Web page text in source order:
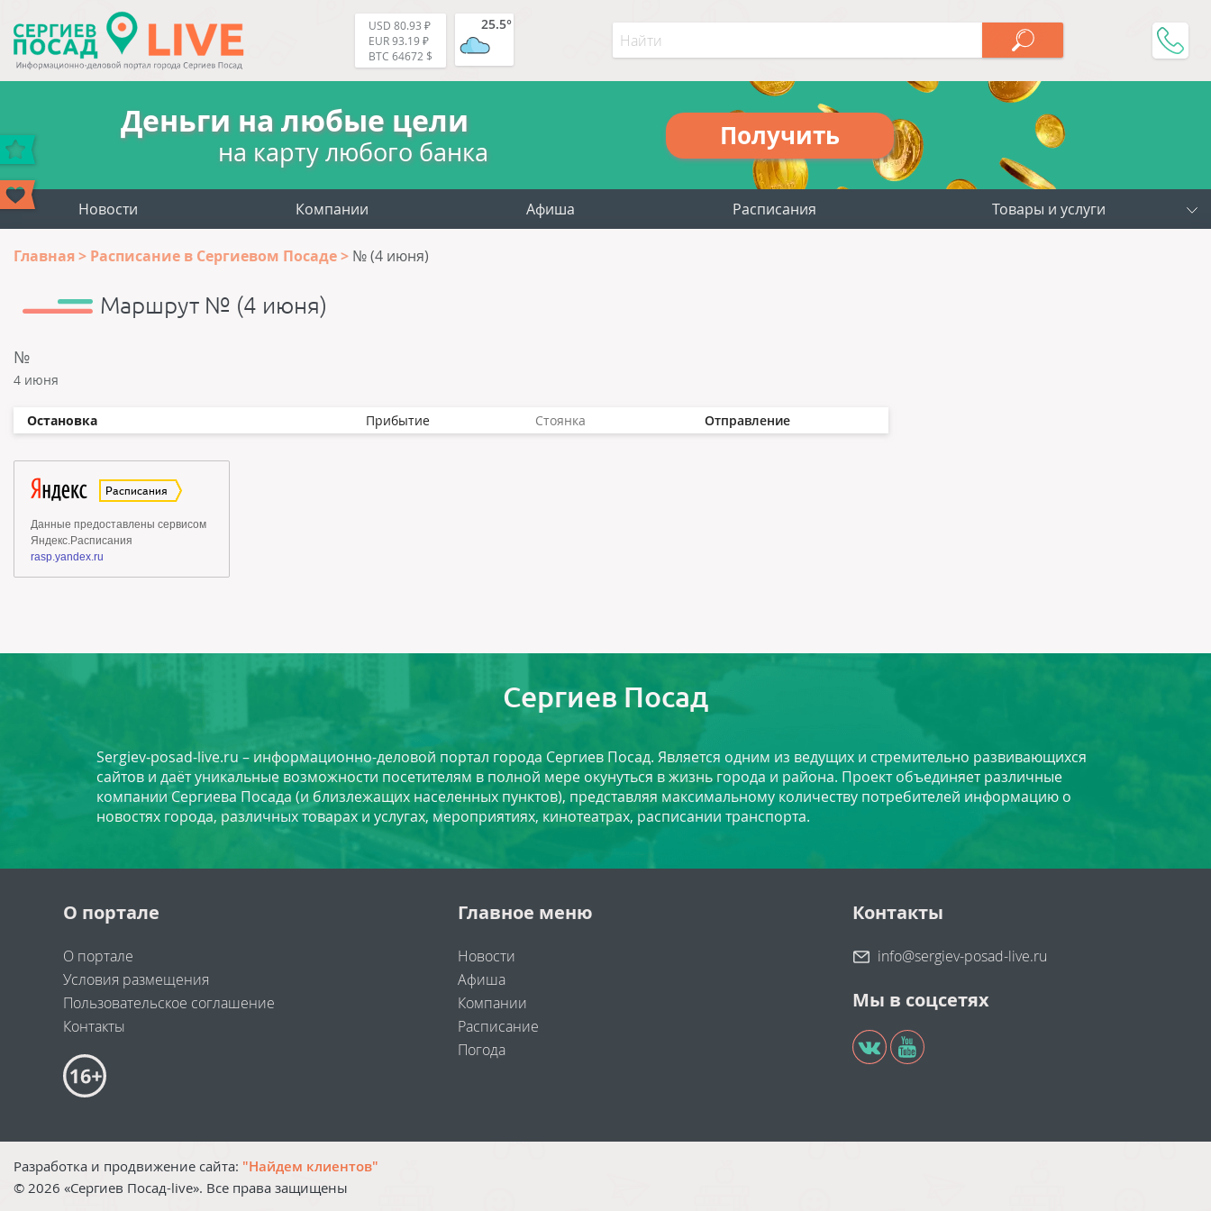
USD 80.93 ₽
EUR 93.19 ₽
BTC 64672 $
25.5°
Деньги на любые цели
на карту любого банка
Получить
Новости Компании Афиша Расписания Товары и услуги
Главная Расписание в Сергиевом Посаде № (4 июня)
Маршрут № (4 июня)
№
4 июня
Остановка Прибытие Стоянка Отправление
Сергиев Посад
Sergiev-posad-live.ru – информационно-деловой портал города Сергиев Посад. Является одним из ведущих и стремительно развивающихся
сайтов и даёт уникальные возможности посетителям в полной мере окунуться в жизнь города и района. Проект объединяет различные
компании Сергиева Посада (и близлежащих населенных пунктов), представляя максимальному количеству потребителей информацию о
новостях города, различных товарах и услугах, мероприятиях, кинотеатрах, расписании транспорта.
О портале
О портале
Условия размещения
Пользовательское соглашение
Контакты
Главное меню
Новости
Афиша
Компании
Расписание
Погода
Контакты
info@sergiev-posad-live.ru
Мы в соцсетях
Разработка и продвижение сайта: "Найдем клиентов"
© 2026 «Сергиев Посад-live». Все права защищены